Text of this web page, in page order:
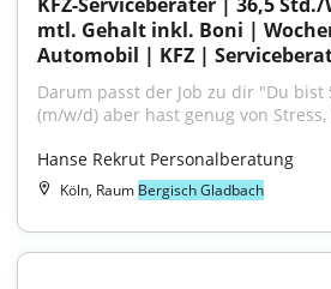
mtl. Gehalt inkl. Boni |
Automobil | KFZ |
Darum passt der Job zu dir "Du bist
(m/w/d) aber hast genug von
Hanse Rekrut Personalberatung
Köln, Raum Bergisch Gladbach